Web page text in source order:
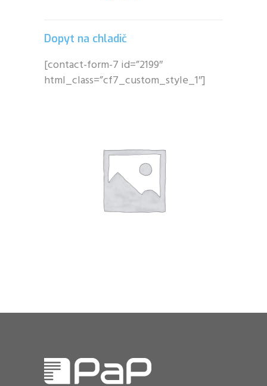
Dopyt na chladič
[contact-form-7 id=”2199″
html_class=”cf7_custom_style_1″]